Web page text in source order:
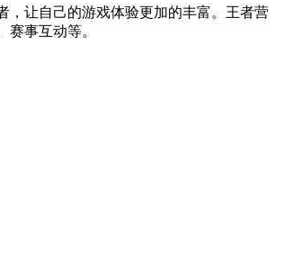
，让自己的游戏体验更加的丰富。王者营
事互动等。